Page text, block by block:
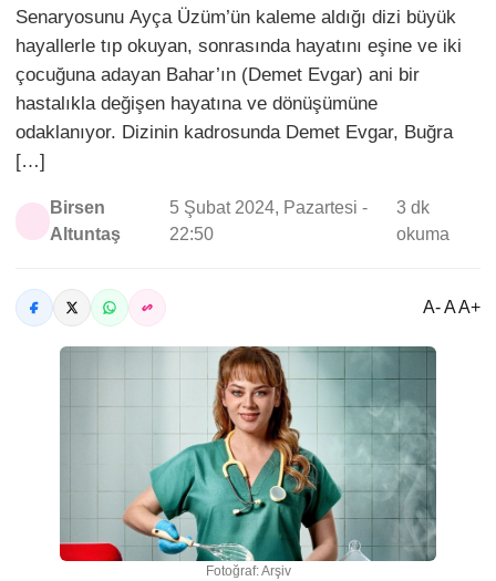
Senaryosunu Ayça Üzüm’ün kaleme aldığı dizi büyük
hayallerle tıp okuyan, sonrasında hayatını eşine ve iki
çocuğuna adayan Bahar’ın (Demet Evgar) ani bir
hastalıkla değişen hayatına ve dönüşümüne
odaklanıyor. Dizinin kadrosunda Demet Evgar, Buğra
[…]
Birsen
Altuntaş
5 Şubat 2024, Pazartesi -
22:50
3 dk
okuma
A- A A+
Fotoğraf: Arşiv